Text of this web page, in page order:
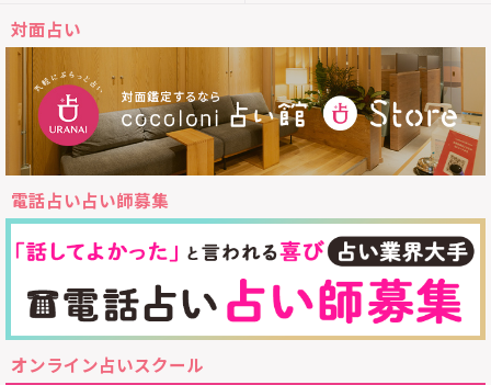
対面占い
電話占い占い師募集
オンライン占いスクール